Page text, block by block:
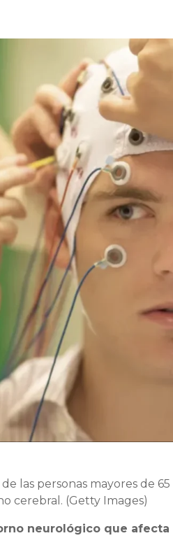
de las personas mayores de
cerebral. (Getty Images)
neurológico que afecta